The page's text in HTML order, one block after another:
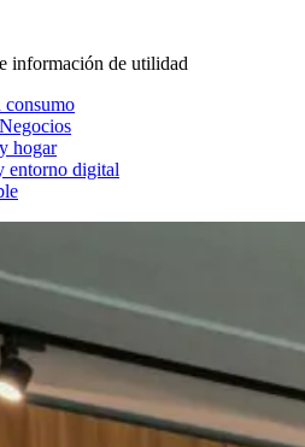
información de utilidad
hogar
entorno digital